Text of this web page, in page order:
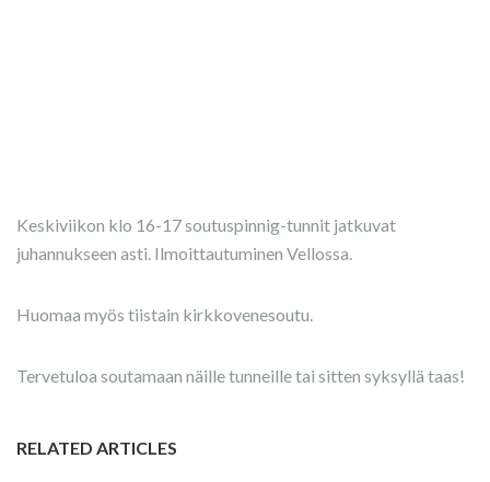
Keskiviikon klo 16-17 soutuspinnig-tunnit jatkuvat
juhannukseen asti. Ilmoittautuminen Vellossa.
Huomaa myös tiistain kirkkovenesoutu.
Tervetuloa soutamaan näille tunneille tai sitten syksyllä taas!
RELATED ARTICLES